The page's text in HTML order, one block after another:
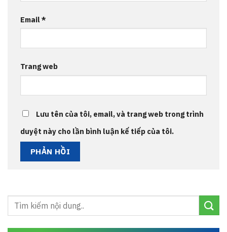
Email*
Trang web
Lưu tên của tôi, email, và trang web trong trình
duyệt này cho lần bình luận kế tiếp của tôi.